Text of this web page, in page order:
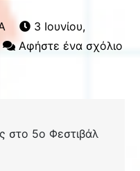
3 Ιουνίου,
Αφήστε ένα σχόλιο
στο 5ο Φεστιβάλ